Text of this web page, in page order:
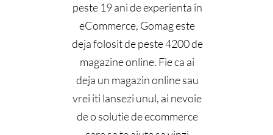
peste 19 ani de experienta in
eCommerce, Gomag este
deja folosit de peste 4200 de
magazine online. Fie ca ai
deja un magazin online sau
vrei iti lansezi unul, ai nevoie
de o solutie de ecommerce